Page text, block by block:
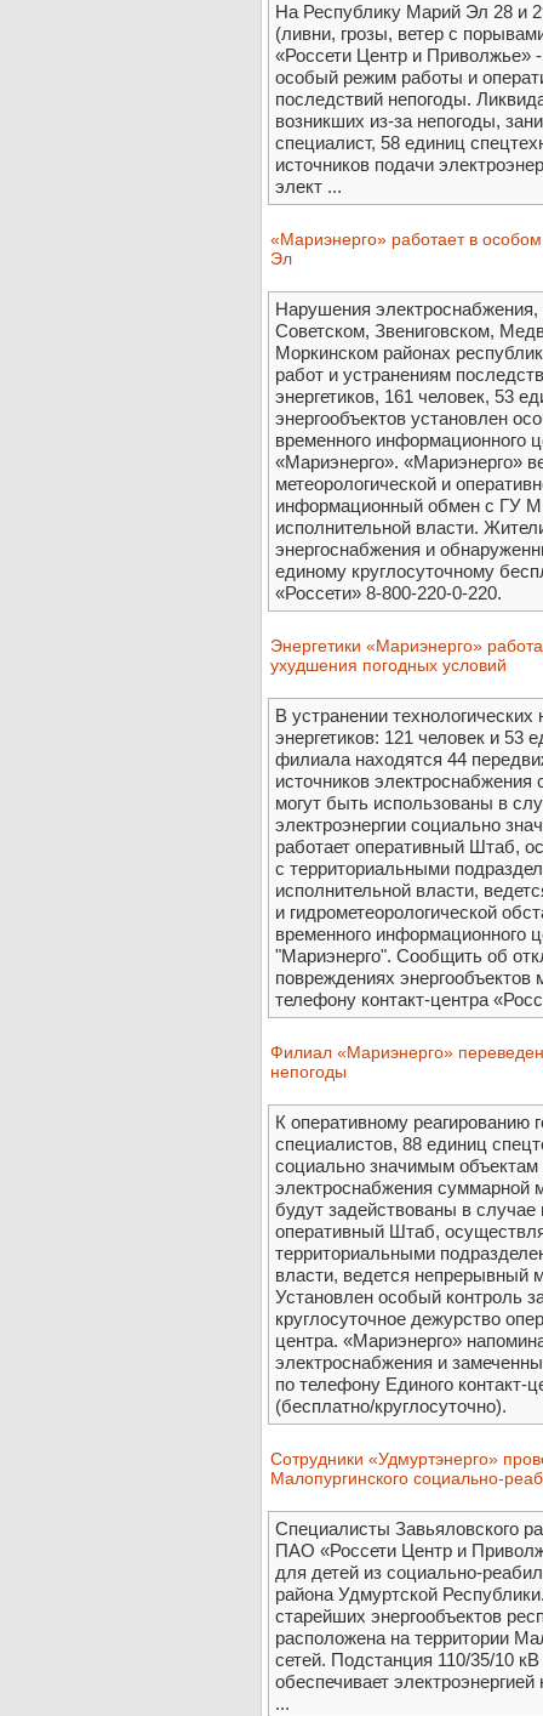
На Республику Марий Эл 28 и
(ливни, грозы, ветер с
«Россети Центр и Приволжье»
особый режим работы и
последствий непогоды.
возникших из-за непогоды,
специалист, 58 единиц
источников подачи
элект ...
«Мариэнерго» работает в
Эл
Нарушения
Советском, Звениговском,
Моркинском районах
работ и устранениям
энергетиков, 161 человек, 53
энергообъектов установлен
временного информационного
«Мариэнерго». «Мариэнерго»
метеорологической и
информационный обмен с ГУ
исполнительной власти.
энергоснабжения и
единому круглосуточному
«Россети» 8-800-220-0-220.
Энергетики «Мариэнерго»
ухудшения погодных условий
В устранении
энергетиков: 121 человек и 53
филиала находятся 44
источников
могут быть использованы в
электроэнергии социально
работает оперативный Штаб,
с территориальными
исполнительной власти,
и гидрометеорологической
временного информационного
"Мариэнерго". Сообщить об
повреждениях
телефону контакт-центра
Филиал «Мариэнерго»
непогоды
К оперативному реагированию
специалистов, 88 единиц
социально значимым объектам
электроснабжения
будут задействованы в
оперативный Штаб,
территориальными
власти, ведется непрерывный
Установлен особый контроль
круглосуточное дежурство
центра. «Мариэнерго»
электроснабжения и
по телефону Единого контакт-
(бесплатно/круглосуточно).
Сотрудники «Удмуртэнерго»
Малопургинского социально-
Специалисты Завьяловского
ПАО «Россети Центр и
для детей из социально-
района Удмуртской
старейших энергообъектов
расположена на территории
сетей. Подстанция 110/35/10
обеспечивает
...